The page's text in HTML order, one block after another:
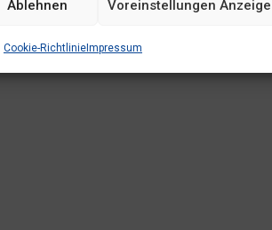
Ablehnen Voreinstellungen
Cookie-RichtlinieImpressum